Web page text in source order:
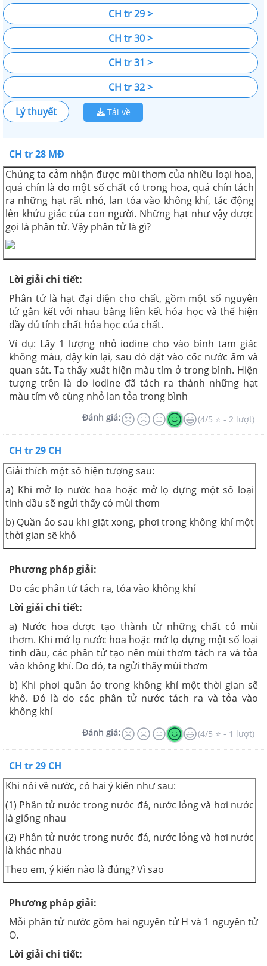
CH tr 29 >
CH tr 30 >
CH tr 31 >
CH tr 32 >
Lý thuyết
Tải về
CH tr 28 MĐ
Chúng ta cảm nhận được mùi thơm của nhiều loại hoa,
quả chín là do một số chất có trong hoa, quả chín tách
ra những hạt rất nhỏ, lan tỏa vào không khí, tác động
lên khứu giác của con người. Những hạt như vậy được
gọi là phân tử. Vậy phân tử là gì?
Lời giải chi tiết:
Phân tử là hạt đại diện cho chất, gồm một số nguyên
tử gắn kết với nhau bằng liên kết hóa học và thể hiện
đầy đủ tính chất hóa học của chất.
Ví dụ: Lấy 1 lượng nhỏ iodine cho vào bình tam giác
không màu, đậy kín lại, sau đó đặt vào cốc nước ấm và
quan sát. Ta thấy xuất hiện màu tím ở trong bình. Hiện
tượng trên là do iodine đã tách ra thành những hạt
màu tím vô cùng nhỏ lan tỏa trong bình
Đánh giá: (4/5 ⭐ - 2 lượt)
CH tr 29 CH
Giải thích một số hiện tượng sau:
a) Khi mở lọ nước hoa hoặc mở lọ đựng một số loại
tinh dầu sẽ ngửi thấy có mùi thơm
b) Quần áo sau khi giặt xong, phơi trong không khí một
thời gian sẽ khô
Phương pháp giải:
Do các phân tử tách ra, tỏa vào không khí
Lời giải chi tiết:
a) Nước hoa được tạo thành từ những chất có mùi
thơm. Khi mở lọ nước hoa hoặc mở lọ đựng một số loại
tinh dầu, các phân tử tạo nên mùi thơm tách ra và tỏa
vào không khí. Do đó, ta ngửi thấy mùi thơm
b) Khi phơi quần áo trong không khí một thời gian sẽ
khô. Đó là do các phân tử nước tách ra và tỏa vào
không khí
Đánh giá: (4/5 ⭐ - 1 lượt)
CH tr 29 CH
Khi nói về nước, có hai ý kiến như sau:
(1) Phân tử nước trong nước đá, nước lỏng và hơi nước
là giống nhau
(2) Phân tử nước trong nước đá, nước lỏng và hơi nước
là khác nhau
Theo em, ý kiến nào là đúng? Vì sao
Phương pháp giải:
Mỗi phân tử nước gồm hai nguyên tử H và 1 nguyên tử
O.
Lời giải chi tiết: